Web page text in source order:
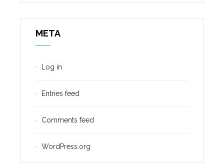
META
Log in
Entries feed
Comments feed
WordPress.org